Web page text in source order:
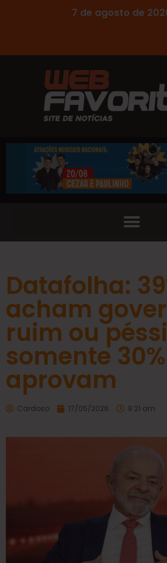
7 de agosto de 2026
Datafolha:
acham
ruim ou
somente
aprovam
Cardoso 17/05/2026 9:21 am